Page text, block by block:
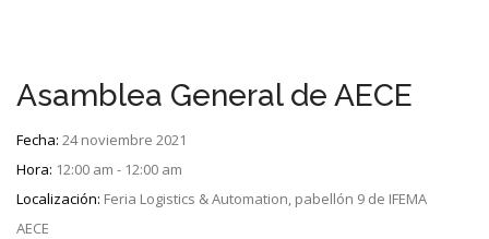
Asamblea General de AECE
Fecha: 24 noviembre 2021
Hora: 12:00 am - 12:00 am
Localización: Feria Logistics & Automation, pabellón 9 de IFEMA
AECE